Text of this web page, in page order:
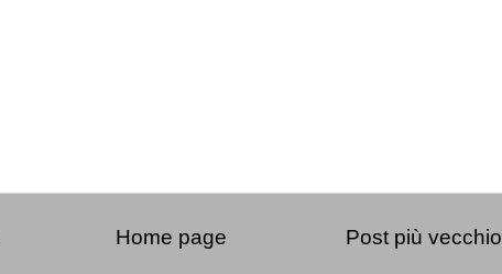
Post più vecchio
Home page